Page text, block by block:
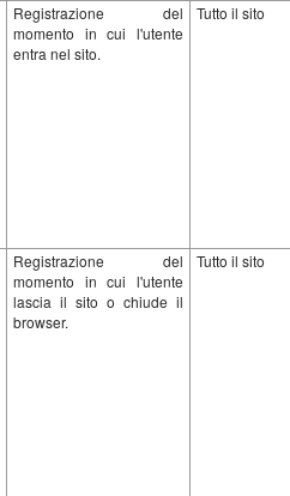
Registrazione del
momento in cui l'utente
entra nel sito.
Tutto il sito
Registrazione del
momento in cui l'utente
lascia il sito o chiude il
browser.
Tutto il sito